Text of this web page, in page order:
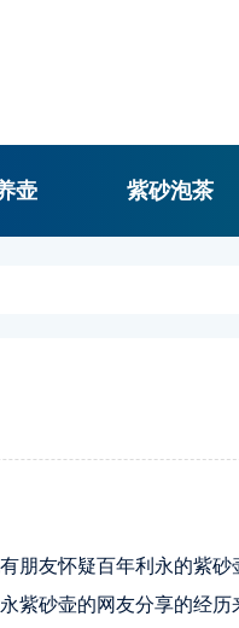
壶 紫砂泡茶
朋友怀疑百年利永的紫砂
紫砂壶的网友分享的经历